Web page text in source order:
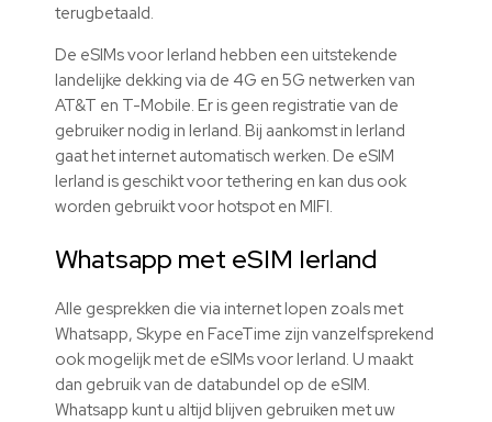
terugbetaald.
De eSIMs voor Ierland hebben een uitstekende
landelijke dekking via de 4G en 5G netwerken van
AT&T en T-Mobile. Er is geen registratie van de
gebruiker nodig in Ierland. Bij aankomst in Ierland
gaat het internet automatisch werken. De eSIM
Ierland is geschikt voor tethering en kan dus ook
worden gebruikt voor hotspot en MIFI.
Whatsapp met eSIM Ierland
Alle gesprekken die via internet lopen zoals met
Whatsapp, Skype en FaceTime zijn vanzelfsprekend
ook mogelijk met de eSIMsvoor Ierland. U maakt
dan gebruik van de databundel op de eSIM.
Whatsapp kunt u altijd blijven gebruiken met uw